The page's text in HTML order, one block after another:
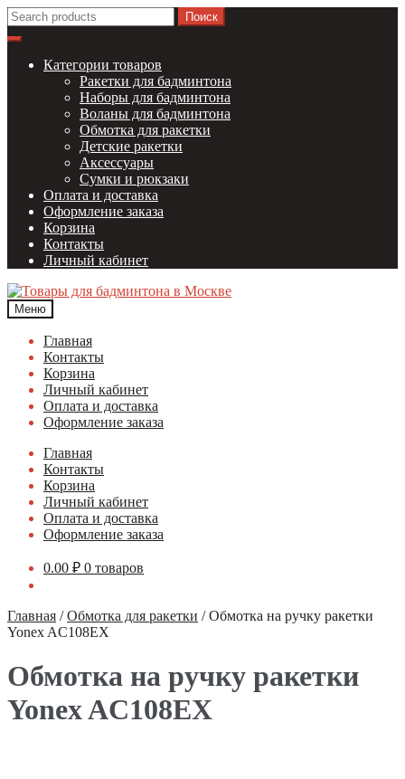
Перейти
к
навигации
Перейти
к
содержимому
Найти:
Категории товаров
Ракетки для бадминтона
Наборы для бадминтона
Воланы для бадминтона
Обмотка для ракетки
Детские ракетки
Аксессуары
Сумки и рюкзаки
Оплата и доставка
Оформление заказа
Корзина
Контакты
Личный кабинет
Меню
Главная
Контакты
Корзина
Личный кабинет
Оплата и доставка
Оформление заказа
Главная
Контакты
Корзина
Личный кабинет
Оплата и доставка
Оформление заказа
0.00 ₽ 0 товаров
Главная /Обмотка для ракетки /Обмотка на ручку ракетки
Yonex AC108EX
Обмотка на ручку ракетки
Yonex AC108EX